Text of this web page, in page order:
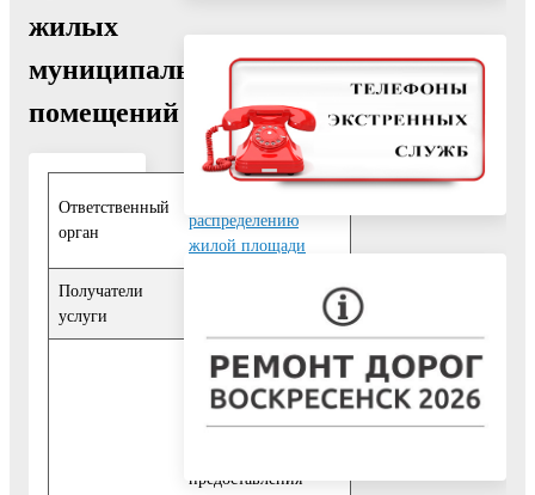
жилых
муниципальных
помещений
Ответственный
орган
распределению
жилой площади
Получатели
услуги
10. Исчерпывающий
перечень
документов,
предоставления